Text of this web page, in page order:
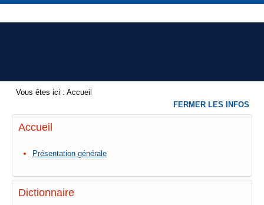
Vous êtes ici : Accueil
Accueil
Présentation générale
Dictionnaire
FERMER LES INFOS